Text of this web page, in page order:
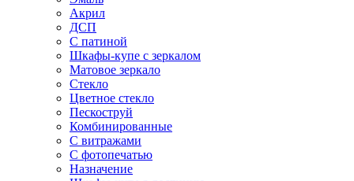
Акрил
ДСП
С патиной
Шкафы-купе с зеркалом
Матовое зеркало
Стекло
Цветное стекло
Пескоструй
Комбинированные
С витражами
С фотопечатью
Назначение